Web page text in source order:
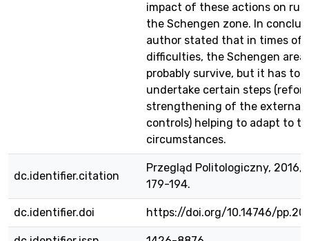
impact of these actions on
the Schengen zone. In
author stated that in times of
difficulties, the Schengen area
probably survive, but it has to
undertake certain steps
strengthening of the external
controls) helping to adapt to
circumstances.
dc.identifier.citation
Przegląd Politologiczny, 2016,
179-194.
dc.identifier.doi https://doi.org/10.14746/